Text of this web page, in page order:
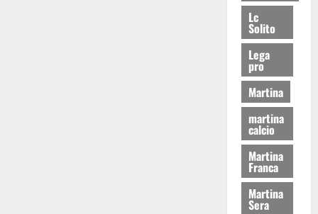
Lc
Solito
Lega
pro
Martina
martina
calcio
Martina
Franca
Martina
Sera